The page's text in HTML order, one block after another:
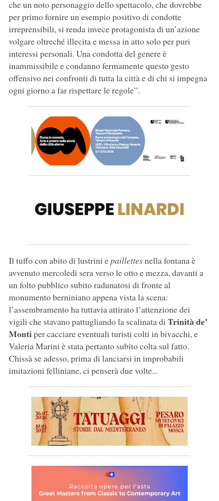
che un noto personaggio dello spettacolo, che dovrebbe
per primo fornire un esempio positivo di condotte
irreprensibili, si renda invece protagonista di un’azione
volgare oltreché illecita e messa in atto solo per puri
interessi personali. Una condotta del genere è
inammissibile e condanno fermamente questo gesto
offensivo nei confronti di tutta la città e di chi si impegna
ogni giorno a far rispettare le regole”.
Il tuffo con abito di lustrini epaillettesnella fontana è
avvenuto mercoledì sera verso le otto e mezza, davanti a
un folto pubblico subito radunatosi di fronte al
monumento berniniano appena vista la scena:
l’assembramento ha tuttavia attirato l’attenzione dei
vigili che stavano pattugliando la scalinata di Trinità de’
Montiper cacciare eventuali turisti colti in bivacchi, e
Valeria Marini è stata pertanto subito colta sul fatto.
Chissà se adesso, prima di lanciarsi in improbabili
imitazioni felliniane, ci penserà due volte...